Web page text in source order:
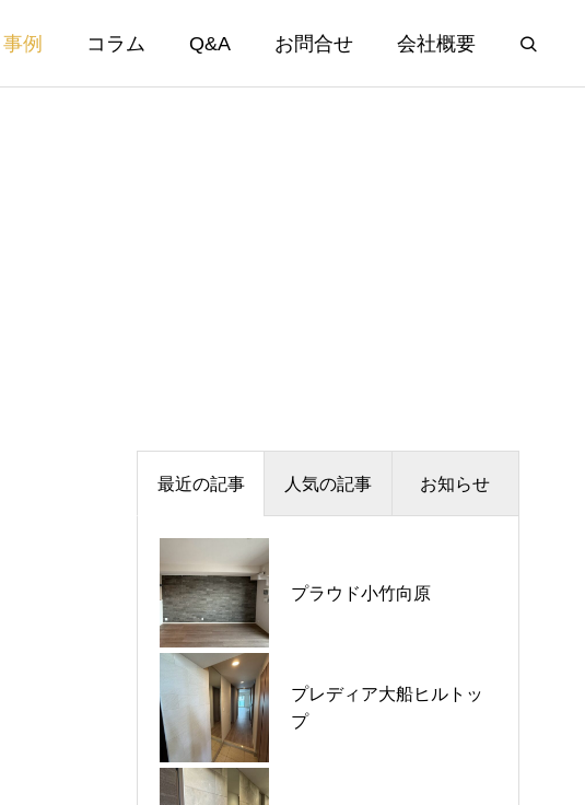
事例 コラム Q&A お問合せ 会社概要
最近の記事 人気の記事 お知らせ
プラウド小竹向原
プレディア大船ヒルトッ
プ
プラウドシティ所沢
パークホームズ大倉山ザ•
テラス
夏季休暇のお知らせ
価格改定のお知らせ
平日ナイト相談会開催🌙
GW営業のご案内